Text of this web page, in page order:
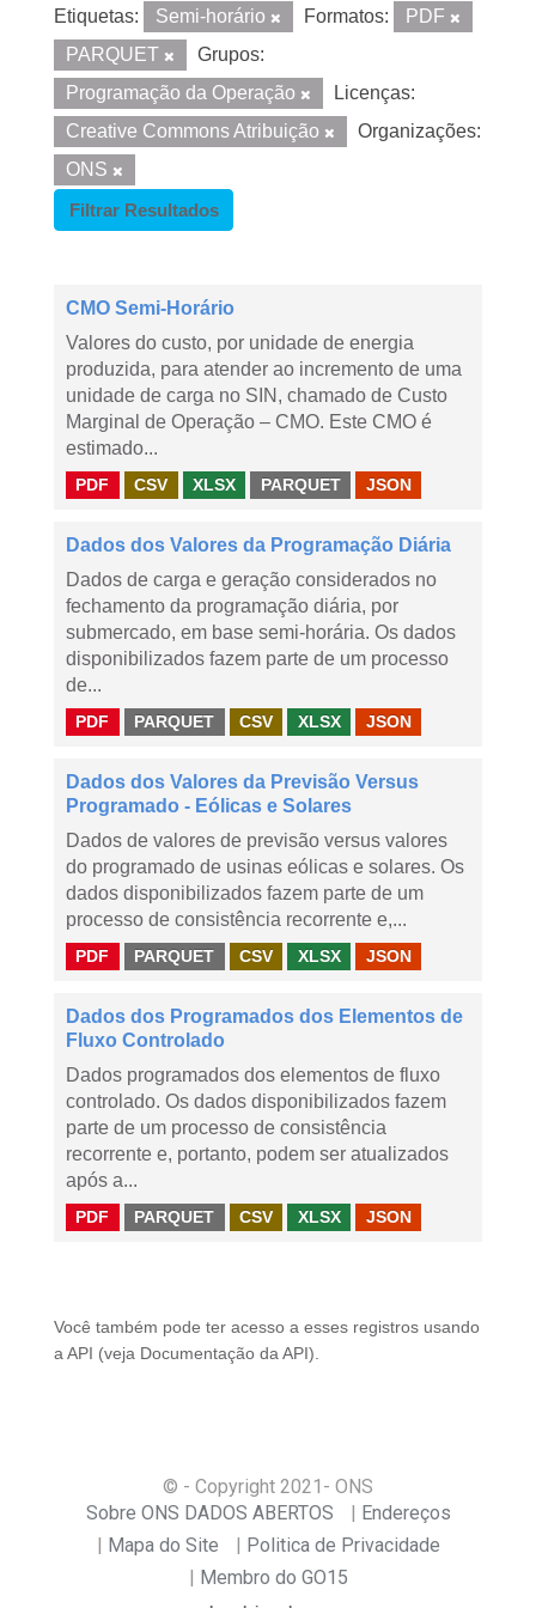
Etiquetas: Semi-horário Formatos:
PDF
PARQUET
Grupos:
Programação da Operação
Licenças:
Creative Commons Atribuição
Organizações:
ONS
Filtrar Resultados
CMO Semi-Horário
Valores do custo, por unidade de energia
produzida, para atender ao incremento de uma
unidade de carga no SIN, chamado de Custo
Marginal de Operação – CMO. Este CMO é
estimado...
PDF CSV XLSX PARQUET JSON
Dados dos Valores da Programação Diária
Dados de carga e geração considerados no
fechamento da programação diária, por
submercado, em base semi-horária. Os dados
disponibilizados fazem parte de um processo
de...
PDF PARQUET CSV XLSX JSON
Dados dos Valores da Previsão Versus
Programado - Eólicas e Solares
Dados de valores de previsão versus valores
do programado de usinas eólicas e solares. Os
dados disponibilizados fazem parte de um
processo de consistência recorrente e,...
PDF PARQUET CSV XLSX JSON
Dados dos Programados dos Elementos de
Fluxo Controlado
Dados programados dos elementos de fluxo
controlado. Os dados disponibilizados fazem
parte de um processo de consistência
recorrente e, portanto, podem ser atualizados
após a...
PDF PARQUET CSV XLSX JSON
Você também pode ter acesso a esses registros usando
a API (veja Documentação da API ).
© - Copyright 2021 - ONS
Sobre ONS DADOS ABERTOS
Endereços
Mapa do Site
Politica de Privacidade
Membro do GO15